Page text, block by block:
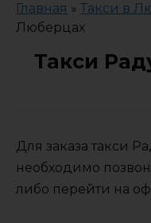
Главная » Такси в
Люберцах
Такси
Для заказа такси
необходимо
либо перейти на